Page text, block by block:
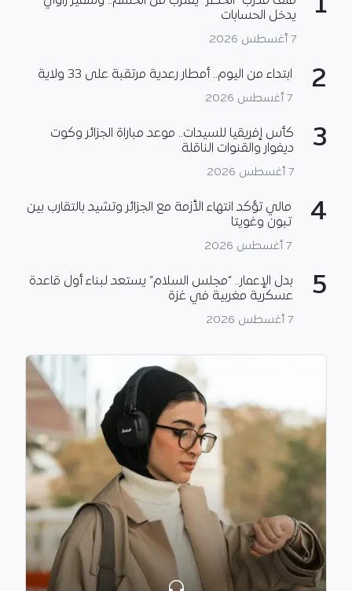
1
يدخل الحسابات
7 أغسطس 2026
2 ابتداء من اليوم.. أمطار رعدية مرتقبة على 33 ولاية
7 أغسطس 2026
3
كأس إفريقيا للسيدات.. موعد مباراة الجزائر وكوت
ديفوار والقنوات الناقلة
7 أغسطس 2026
4
مالي تؤكد انتهاء الأزمة مع الجزائر وتشيد بالتقارب بين
تبون وغويتا
7 أغسطس 2026
5
بدل الإعمار.. “مجلس السلام” يستعد لبناء أول قاعدة
عسكرية مغربية في غزة
7 أغسطس 2026